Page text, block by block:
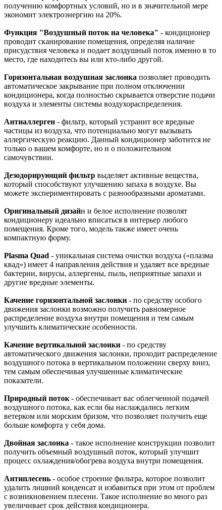
получению комфортных условий, но и в значительной мере
экономит электроэнергию на 20%.
Функция "Воздушный поток на человека" - кондиционер
проводит сканирование помещения, определяя наличие
присудствия человека и подает воздушный поток именно в то
место, где находитесь вы или кто-либо другой.
Горизонтальная воздушная заслонка позволяет проводить
автоматическое закрывание при полном отключении
кондиционера, когда полностью скрывается отверстие подачи
воздуха и элементы системы воздухораспределения.
Антиаллерген - фильтр, который устранит все вредные
частицы из воздуха, что потенциально могут вызывать
аллергическую реакцию. Данный кондиционер заботится не
только о вашем комфорте, но и о положительном
самочувствии.
Дезодорирующий фильтр выделяет активные вещества,
который способствуют улучшению запаха в воздухе. Вы
можете экспериментировать с разнообразными ароматами.
Оригинальный дизайн и белое исполнение позволят
кондиционеру идеально вписаться в интерьер любого
помещения. Кроме того, модель также имеет очень
компактную форму.
Plasma Quad - уникальная система очистки воздуха («плазма
квад») имеет 4 направления действия и удаляет все вредные
бактерии, вирусы, аллергены, пыль, неприятные запахи и
другие вредные элементы.
Качение горизонтальной заслонки - по средству особого
движения заслонки возможно получить равномерное
распределение воздуха внутри помещения и тем самым
улучшить климатические особенности.
Качение вертикальной заслонки - по средству
автоматического движения заслонки, проходит распределение
воздушного потока в вертикальном положении сверху вниз,
тем самым обеспечивая улучшенные климатические
показатели.
Природный поток - обеспечивает вас облегченной подачей
воздушного потока, как если бы наслаждались легким
ветерком или морским бризом, что позволяет получить еще
больше комфорта у себя дома.
Двойная заслонка - такое исполнение конструкции позволит
получить объемный воздушный поток, который улучшит
процесс охлаждения/обогрева воздуха внутри помещения.
Антиплесень - особое строение фильтра, которое позволит
удалить лишний конденсат и избавиться при этом от проблем
с возникновением плесени. Такое исполнение во много раз
увеличивает срок действия кондиционера.